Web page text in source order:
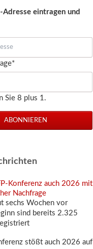
eintragen und
*
Sie 8 plus 1.
ABONNIEREN
Konferenz auch 2026 mit
Nachfrage
sechs Wochen vor
sind bereits 2.325
stößt auch 2026 auf